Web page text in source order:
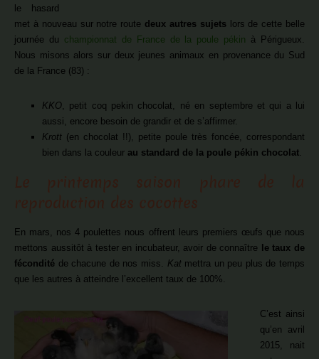
le hasard
met à nouveau sur notre route deux autres sujetslors de cette belle
journée du championnat de France de la poule pékin à Périgueux.
Nous misons alors sur deux jeunes animaux en provenance du Sud
de la France (83) :
KKO , petit coq pekin chocolat, né en septembre et qui a lui
aussi, encore besoin de grandir et de s’affirmer.
Krott (en chocolat !!), petite poule très foncée, correspondant
bien dans la couleur au standard de la poule pékin chocolat
En mars, nos 4 poulettes nous offrent leurs premiers œufs que nous
mettons aussitôt à tester en incubateur, avoir de connaître
le taux de
fécondité de chacune de nos miss. Katmettra un peu plus de temps
que les autres à atteindre l’excellent taux de 100%.
C’est ainsi
qu’en avril
2015, nait